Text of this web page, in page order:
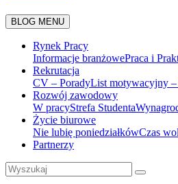
BLOG MENU
Rynek Pracy
Informacje branżowePraca i
Rekrutacja
CV – PoradyList motywacyjny –
Rozwój zawodowy
W pracyStrefa Studenta
Życie biurowe
Nie lubię poniedziałkówCzas
Partnerzy